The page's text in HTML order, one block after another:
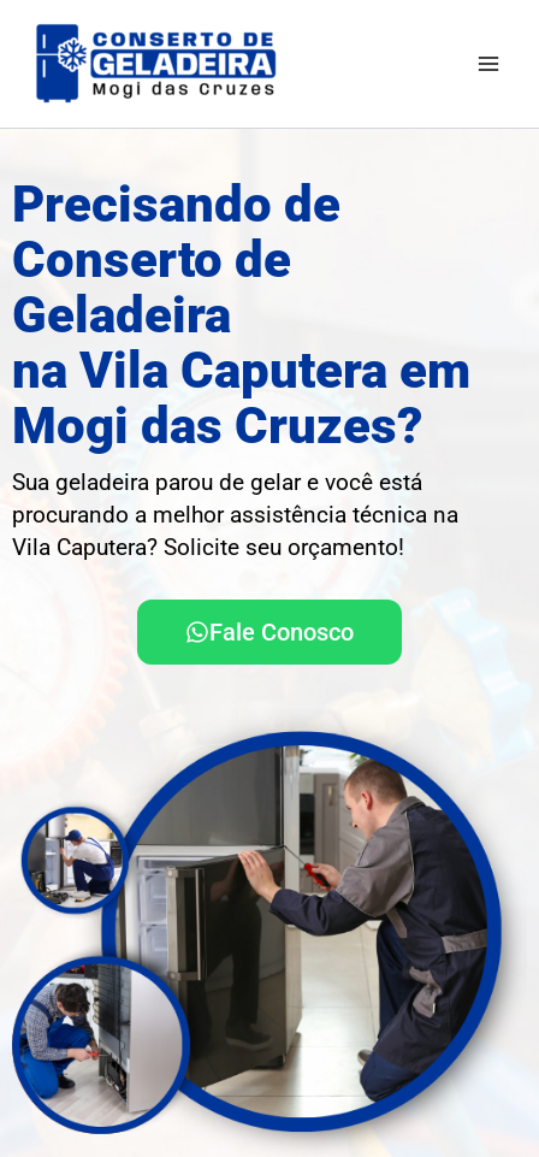
para
Precisando de
Conserto de
Geladeira
na Vila Caputera em
Mogi das Cruzes?
Sua geladeira parou de gelar e você está
procurando a melhor assistência técnica na
Vila Caputera? Solicite seu orçamento!
Fale Conosco